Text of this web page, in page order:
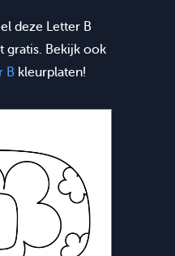
deze Letter B
gratis. Bekijk ook
B kleurplaten!